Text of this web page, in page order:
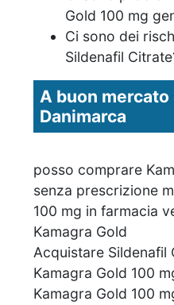
Gold 100 mg
Ci sono dei
Sildenafil
A buon
Danimarca
posso comprare
senza prescrizione
100 mg in farmacia
Kamagra Gold
Acquistare Sildenafil
Kamagra Gold 100
Kamagra Gold 100